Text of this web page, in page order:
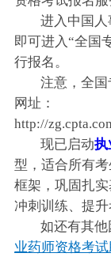
进入中国人
即可进入“全国
行报名。
注意，全国
网址：
http://
现已启动执
型，适合所有
框架，巩固扎
冲刺训练、提升
如还有其
业药师资格考